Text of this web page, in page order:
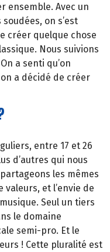
ensemble. Avec un
on s’est
créer quelque chose
Nous suivions
a senti qu’on
a décidé de créer
entre 17 et 26
d’autres qui nous
les mêmes
valeurs, et l’envie de
Seul un tiers
le domaine
semi-pro. Et le
! Cette pluralité est